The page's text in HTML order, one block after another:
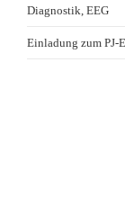
Diagnostik, EEG
Einladung zum PJ-